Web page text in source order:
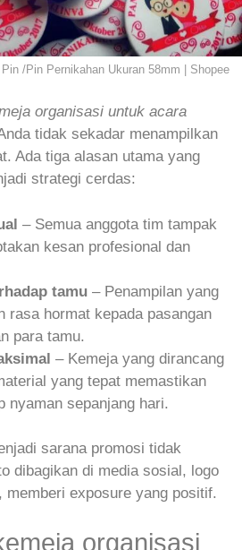
/Pin Pernikahan Ukuran 58mm | Shopee
organisasi untuk acara
tidak sekadar menampilkan
Ada tiga alasan utama yang
strategi cerdas:
– Semua anggota tim tampak
kesan profesional dan
tamu – Penampilan yang
rasa hormat kepada pasangan
para tamu.
– Kemeja yang dirancang
yang tepat memastikan
nyaman sepanjang hari.
sarana promosi tidak
dibagikan di media sosial, logo
exposure yang positif.
organisasi